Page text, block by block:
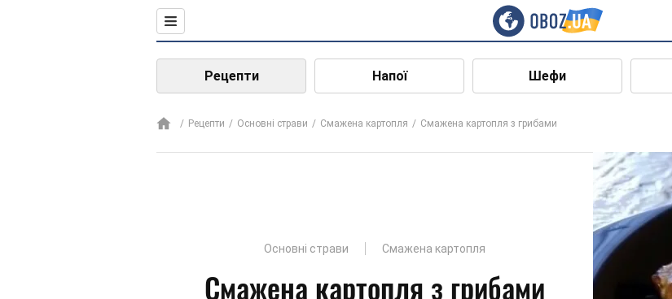
Рецепти Напої Шефи
Рецепти Основні страви Смажена картопля Смажена картопля з грибами
Основні страви Смажена картопля
Смажена картопля з грибами